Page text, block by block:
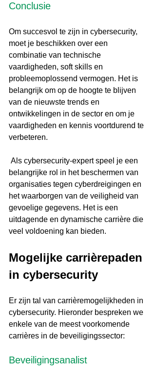
Conclusie
Om succesvol te zijn in cybersecurity,
moet je beschikken over een
combinatie van technische
vaardigheden, soft skills en
probleemoplossend vermogen. Het is
belangrijk om op de hoogte te blijven
van de nieuwste trends en
ontwikkelingen in de sector en om je
vaardigheden en kennis voortdurend te
verbeteren.
belangrijke rol in het beschermen van
organisaties tegen cyberdreigingen en
het waarborgen van de veiligheid van
gevoelige gegevens. Het is een
uitdagende en dynamische carrière die
veel voldoening kan bieden.
Mogelijke carrièrepaden
in cybersecurity
Er zijn tal van carrièremogelijkheden in
cybersecurity. Hieronder bespreken we
enkele van de meest voorkomende
carrières in de beveiligingssector:
Beveiligingsanalist